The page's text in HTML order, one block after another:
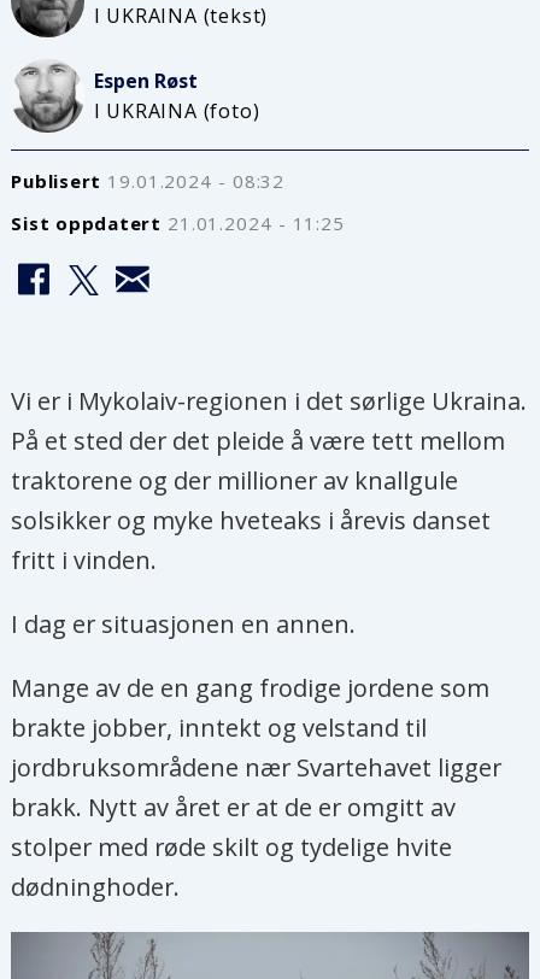
I UKRAINA (tekst)
Espen Røst
I UKRAINA (foto)
Publisert
19.01.2024 - 08:32
Sist oppdatert
21.01.2024 - 11:25
Vi er i Mykolaiv-regionen i det sørlige Ukraina.
På et sted der det pleide å være tett mellom
traktorene og der millioner av knallgule
solsikker og myke hveteaks i årevis danset
fritt i vinden.
I dag er situasjonen en annen.
Mange av de en gang frodige jordene som
brakte jobber, inntekt og velstand til
jordbruksområdene nær Svartehavet ligger
brakk. Nytt av året er at de er omgitt av
stolper med røde skilt og tydelige hvite
dødninghoder.